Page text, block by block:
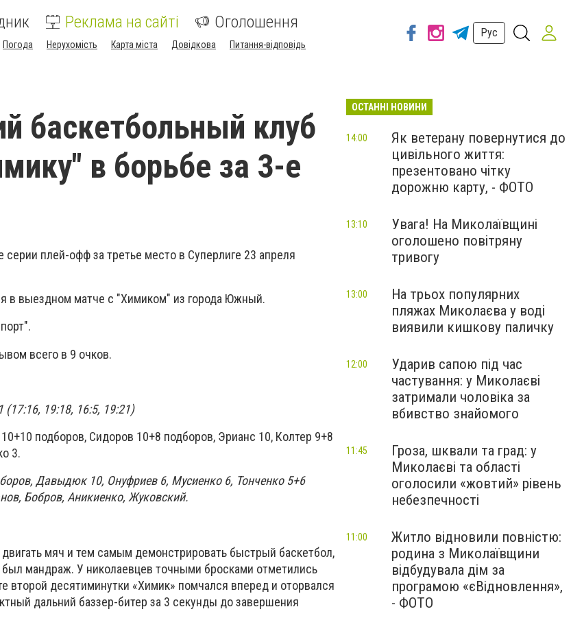
Реклама на сайті Оголошення
Погода Нерухомість Карта міста Довідкова Питання-відповідь
Рус
баскетбольный клуб
в борьбе за 3-е
серии плей-офф за третье место в Суперлиге 23 апреля
в выездном матче с "Химиком" из города Южный.
всего в 9 очков.
19:18, 16:5, 19:21)
подборов, Сидоров 10+8 подборов, Эрианс 10, Колтер 9+8
3.
Давыдюк 10, Онуфриев 6, Мусиенко 6, Тонченко 5+6
Бобров, Аникиенко, Жуковский.
мяч и тем самым демонстрировать быстрый баскетбол,
был мандраж. У николаевцев точными бросками отметились
второй десятиминутки «Химик» помчался вперед и оторвался
дальний баззер-битер за 3 секунды до завершения
ОСТАННІ НОВИНИ
Як ветерану повернутися до
цивільного життя:
презентовано чітку
дорожню карту, - ФОТО
14:00
Увага! На Миколаївщині
оголошено повітряну
тривогу
13:10
На трьох популярних
пляжах Миколаєва у воді
виявили кишкову паличку
13:00
Ударив сапою під час
частування: у Миколаєві
затримали чоловіка за
вбивство знайомого
12:00
Гроза, шквали та град: у
Миколаєві та області
оголосили «жовтий» рівень
небезпечності
11:45
Житло відновили повністю:
родина з Миколаївщини
відбудувала дім за
програмою «єВідновлення»,
- ФОТО
11:00